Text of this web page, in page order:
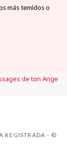
más temidos o
REGISTRADA - ©